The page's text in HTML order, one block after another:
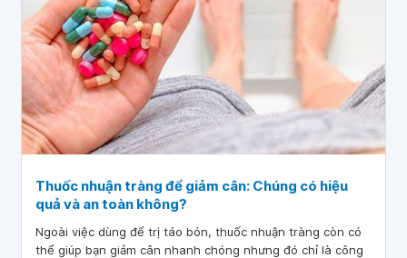
Thuốc nhuận tràng để giảm cân: Chúng có hiệu
quả và an toàn không?
Ngoài việc dùng để trị táo bón, thuốc nhuận tràng còn có
thể giúp bạn giảm cân nhanh chóng nhưng đó chỉ là công